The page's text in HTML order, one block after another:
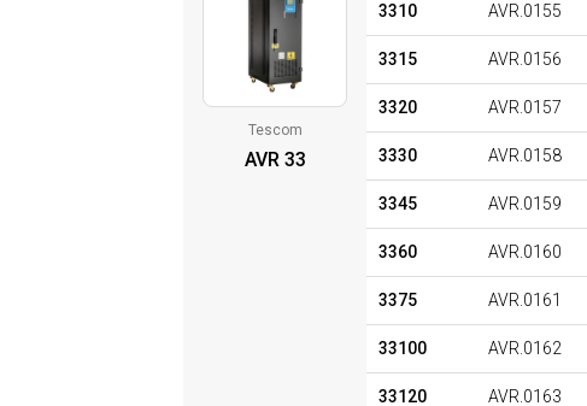
Tescom
AVR 33
3310 AVR.0155
3315 AVR.0156
3320 AVR.0157
3330 AVR.0158
3345 AVR.0159
3360 AVR.0160
3375 AVR.0161
33100 AVR.0162
33120 AVR.0163